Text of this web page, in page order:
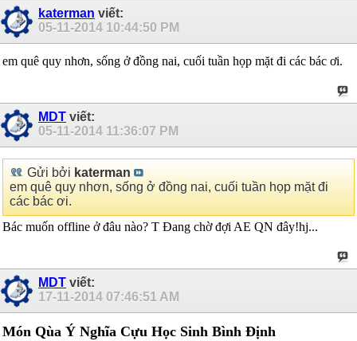
katerman viết:
05-11-2014 10:44:50 PM
em quê quy nhơn, sống ở đồng nai, cuối tuần họp mặt đi các bác ơi.
MDT viết:
05-11-2014 11:36:07 PM
Gửi bởi katerman
em quê quy nhơn, sống ở đồng nai, cuối tuần họp mặt đi
các bác ơi.
Bác muốn offline ở đâu nào? T Đang chờ đợi AE QN đây!hj...
MDT viết:
17-11-2014 07:46:51 AM
Món Qùa Ý Nghĩa Cựu Học Sinh Bình Định